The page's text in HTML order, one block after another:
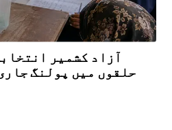
آزاد کشمیر
حلقوں میں پولنگ